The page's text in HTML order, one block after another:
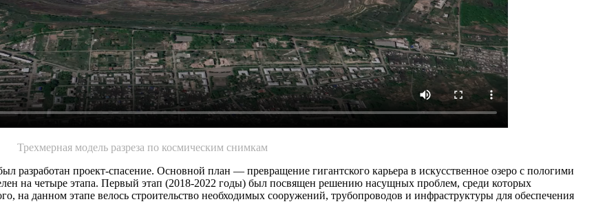
Трехмерная модель разреза по космическим снимкам
разработан проект-спасение. Основной план — превращение гигантского карьера в искусственное озеро с пологими
на четыре этапа. Первый этап (2018-2022 годы) был посвящен решению насущных проблем, среди которых
на данном этапе велось строительство необходимых сооружений, трубопроводов и инфраструктуры для обеспечения